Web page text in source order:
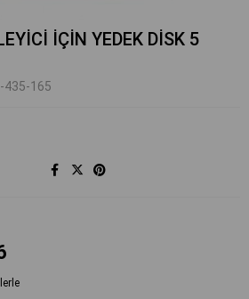
İÇİN YEDEK DİSK 5
435-165